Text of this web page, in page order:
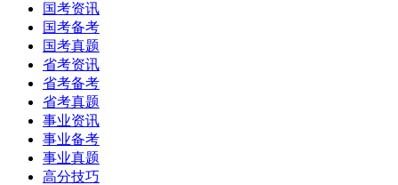
国考资讯
国考备考
国考真题
省考资讯
省考备考
省考真题
事业资讯
事业备考
事业真题
高分技巧